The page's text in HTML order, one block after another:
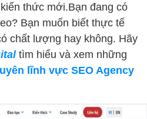
thức mới.Bạn đang có
Bạn muốn biết thực tế
chất lượng hay không. Hãy
tìm hiểu và xem những
lĩnh vực SEO Agency